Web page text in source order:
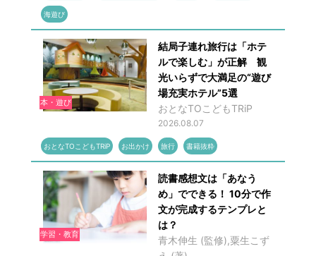
海遊び
本・遊び
結局子連れ旅行は「ホテ
ルで楽しむ」が正解 観
光いらずで大満足の“遊び
場充実ホテル”5選
おとなTOこどもTRiP
2026.08.07
おとなTOこどもTRiP お出かけ 旅行 書籍抜粋
学習・教育
読書感想文は「あなう
め」でできる！ 10分で作
文が完成するテンプレと
は？
青木伸生 (監修),粟生こず